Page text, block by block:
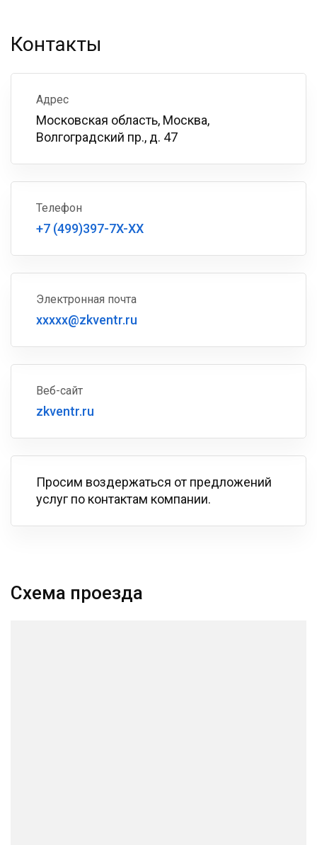
Контакты
Адрес
Московская область, Москва,
Волгоградский пр., д. 47
Телефон
+7 (499)397-7X-XX
Электронная почта
xxxxx@zkventr.ru
Веб-сайт
zkventr.ru
Просим воздержаться от предложений
услуг по контактам компании.
Схема проезда